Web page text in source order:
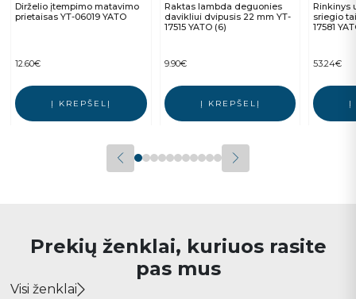
Dirželio įtempimo matavimo
prietaisas YT-06019 YATO
12.60€
Į KREPŠELĮ
Raktas lambda deguonies
davikliui dvipusis 22 mm YT-
17515 YATO (6)
9.90€
Į KREPŠELĮ
Rinkinys
sriegio
17581
53.24€
Į
Prekių ženklai, kuriuos rasite
pas mus
Visi ženklai